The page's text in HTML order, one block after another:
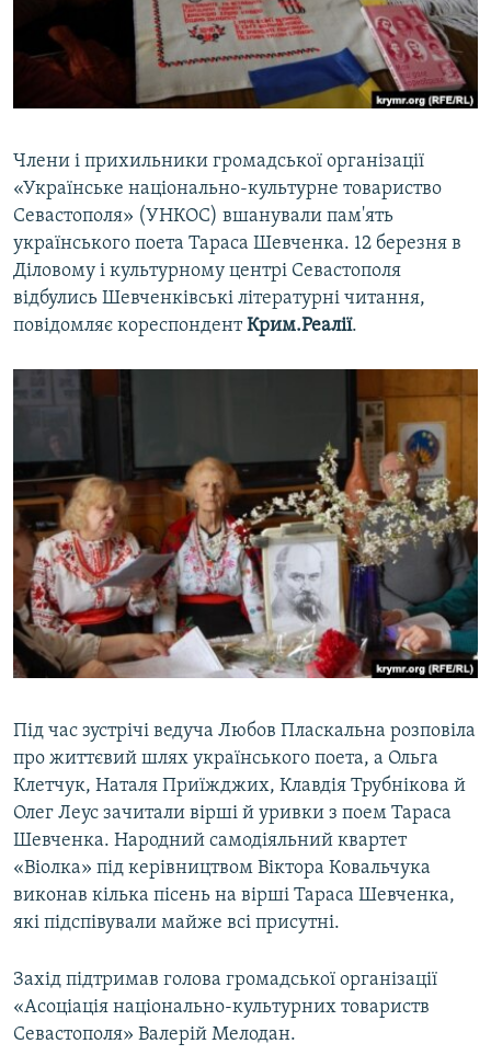
ВІДЕОУРОКИ «ELIFBE»
СВІДЧЕННЯ ОКУПАЦІЇ
УКРАЇНСЬКА ПРОБЛЕМА КРИМУ
Русский
Qırımtatar
Усі сайти RFE/RL
Члени і прихильники громадської організації
«Українське національно-культурне товариство
Севастополя» (УНКОС) вшанували пам'ять
українського поета Тараса Шевченка. 12 березня в
Діловому і культурному центрі Севастополя
відбулись Шевченківські літературні читання,
повідомляє кореспондентКрим.Реалії.
Під час зустрічі ведуча Любов Пласкальна розповіла
про життєвий шлях українського поета, а Ольга
Клетчук, Наталя Приїжджих, Клавдія Трубнікова й
Олег Леус зачитали вірші й уривки з поем Тараса
Шевченка. Народний самодіяльний квартет
«Віолка» під керівництвом Віктора Ковальчука
виконав кілька пісень на вірші Тараса Шевченка,
які підспівували майже всі присутні.
Захід підтримав голова громадської організації
«Асоціація національно-культурних товариств
Севастополя» Валерій Мелодан.